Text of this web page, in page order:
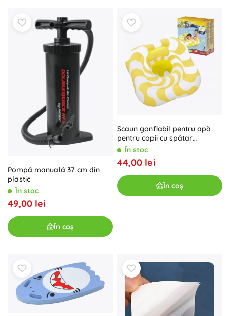
Pompă manuală 37 cm din
plastic
În stoc
49,00 lei
În coș
Scaun gonflabil pentru apă
pentru copii cu spătar
BESTWAY
În stoc
44,00 lei
În coș